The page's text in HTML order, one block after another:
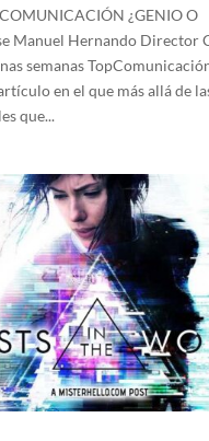
¿GENIO O
Manuel Hernando Director
semanas
en el que más allá de
que...